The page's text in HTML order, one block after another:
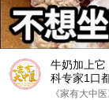
牛奶加上它
科专家1口
欢都要忌
《家有大中